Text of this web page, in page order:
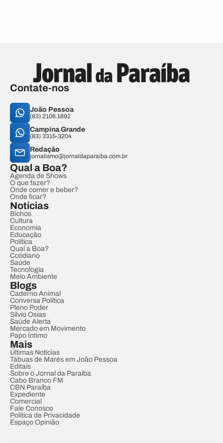
Contate-nos
João Pessoa
(83) 2106.1892
Campina Grande
(83) 3315-3204
Redação
jornalismo@jornaldaparaiba.com.br
Qual a Boa?
Agenda de Shows
O que fazer?
Onde comer e beber?
Onde ficar?
Notícias
Bichos
Cultura
Economia
Educação
Política
Qual a Boa?
Cotidiano
Saúde
Tecnologia
Meio Ambiente
Blogs
Caderno Animal
Conversa Política
Pleno Poder
Sílvio Osias
Saúde Alerta
Mercado em Movimento
Papo Íntimo
Mais
Últimas Notícias
Tábuas de Marés em João Pessoa
Editais
Sobre o Jornal da Paraíba
Cabo Branco FM
CBN Paraíba
Expediente
Comercial
Fale Conosco
Política de Privacidade
Espaço Opinião